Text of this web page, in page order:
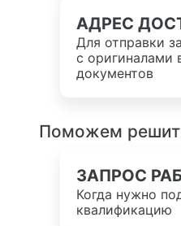
АДРЕС
Для отправки
с оригиналами
документов
Поможем
ЗАПРОС
Когда нужно
квалификацию